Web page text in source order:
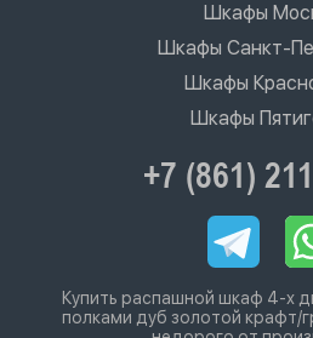
Шкафы
Шкафы Санкт-
Шкафы
Шкафы
+7 (861)
Купить распашной шкаф 4-х
полками дуб золотой крафт/